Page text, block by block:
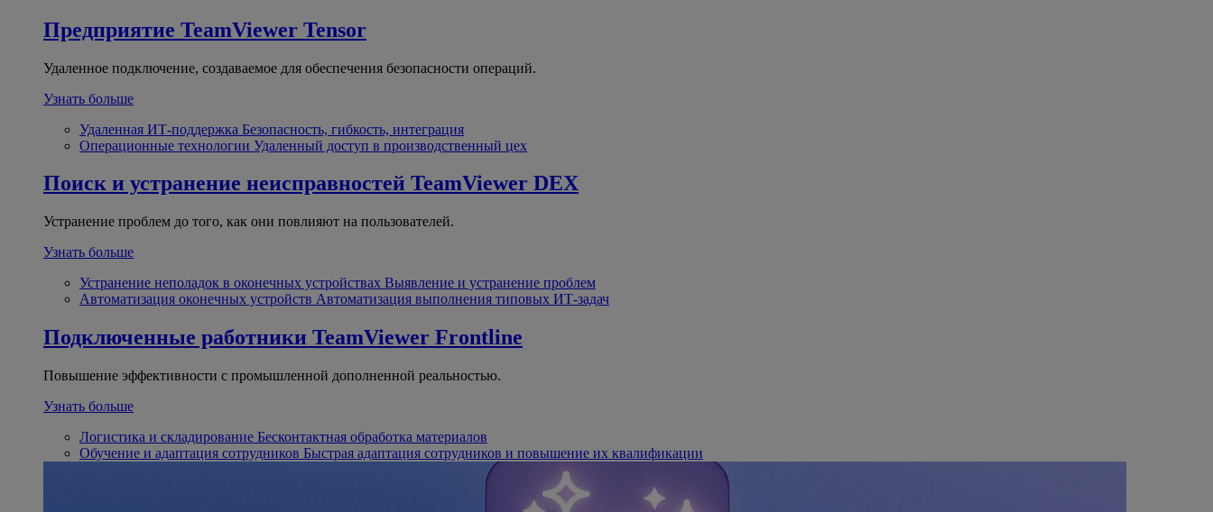
Предприятие TeamViewer Tensor
Удаленное подключение, создаваемое для обеспечения безопасности операций.
Узнать больше
Удаленная ИТ-поддержка Безопасность, гибкость, интеграция
Операционные технологии Удаленный доступ в производственный цех
Поиск и устранение неисправностей TeamViewer DEX
Устранение проблем до того, как они повлияют на пользователей.
Узнать больше
Устранение неполадок в оконечных устройствах Выявление и устранение проблем
Автоматизация оконечных устройств Автоматизация выполнения типовых ИТ-задач
Подключенные работники TeamViewer Frontline
Повышение эффективности с промышленной дополненной реальностью.
Узнать больше
Логистика и складирование Бесконтактная обработка материалов
Обучение и адаптация сотрудников Быстрая адаптация сотрудников и повышение их квалификации